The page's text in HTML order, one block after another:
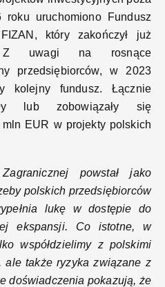
uruchomiono Fundusz
który zakończył już
Z uwagi na rosnące
przedsiębiorców, w 2023
kolejny fundusz. Łącznie
lub zobowiązały się
EUR w projekty polskich
powstał jako
polskich przedsiębiorców
lukę w dostępie do
ekspansji. Co istotne, w
współdzielimy z polskimi
ale także ryzyka związane z
doświadczenia pokazują, że